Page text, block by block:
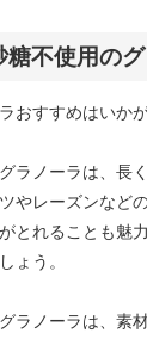
不使用の
おすすめはいかが
ラノーラは、長
やレーズンなど
とれることも魅
ょう。
ラノーラは、素